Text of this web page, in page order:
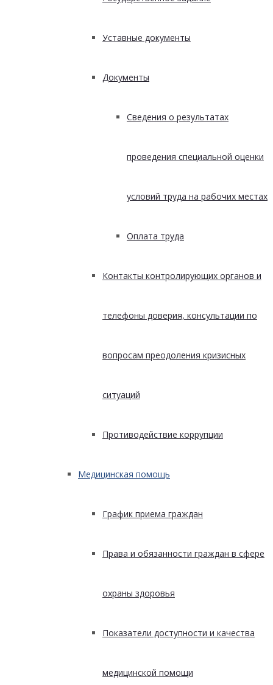
Уставные документы
Документы
Сведения о результатах
проведения специальной оценки
условий труда на рабочих местах
Оплата труда
Контакты контролирующих органов и
телефоны доверия, консультации по
вопросам преодоления кризисных
ситуаций
Противодействие коррупции
Медицинская помощь
График приема граждан
Права и обязанности граждан в сфере
охраны здоровья
Показатели доступности и качества
медицинской помощи